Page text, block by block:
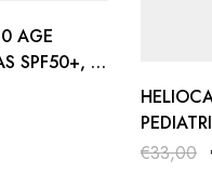
AGE
SPF50+, 3
SPRAY
€33,00